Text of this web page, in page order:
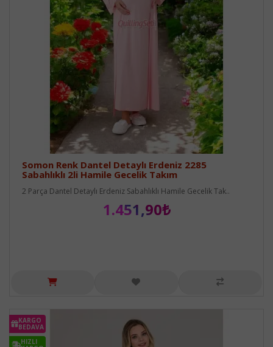
Somon Renk Dantel Detaylı Erdeniz 2285
Sabahlıklı 2li Hamile Gecelik Takım
2 Parça Dantel Detaylı Erdeniz Sabahlıklı Hamile Gecelik Tak..
1.451,90₺
KARGO
BEDAVA
HIZLI